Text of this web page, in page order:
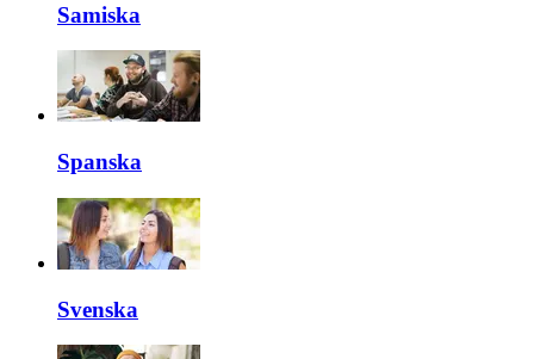
Samiska
Spanska
Svenska